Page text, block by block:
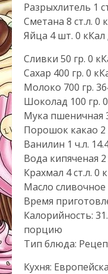
Разрыхлитель 1
Сметана 8 ст.л. 0
Яйца 4 шт. 0
Сливки 50 гр. 0
Сахар 400 гр. 0
Молоко 700 гр.
Шоколад 100 гр.
Мука пшеничная
Порошок какао 2
Ванилин 1 ч.л.
Вода кипяченая
Крахмал 4 ст.л. 0
Масло сливочное
Время
Калорийность:
порцию
Тип блюда:
Кухня: